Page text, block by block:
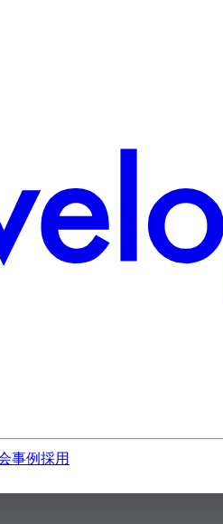
事例採用